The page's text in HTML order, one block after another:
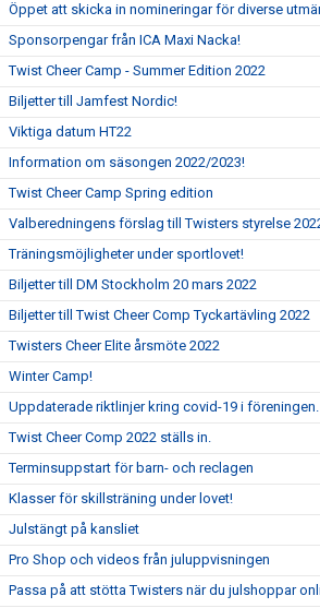
Öppet att skicka in nomineringar för diverse
Sponsorpengar från ICA Maxi Nacka!
Twist Cheer Camp - Summer Edition 2022
Biljetter till Jamfest Nordic!
Viktiga datum HT22
Information om säsongen 2022/2023!
Twist Cheer Camp Spring edition
Valberedningens förslag till Twisters styrelse
Träningsmöjligheter under sportlovet!
Biljetter till DM Stockholm 20 mars 2022
Biljetter till Twist Cheer Comp Tyckartävling 2022
Twisters Cheer Elite årsmöte 2022
Winter Camp!
Uppdaterade riktlinjer kring covid-19 i föreningen.
Twist Cheer Comp 2022 ställs in.
Terminsuppstart för barn- och reclagen
Klasser för skillsträning under lovet!
Julstängt på kansliet
Pro Shop och videos från juluppvisningen
Passa på att stötta Twisters när du julshoppar